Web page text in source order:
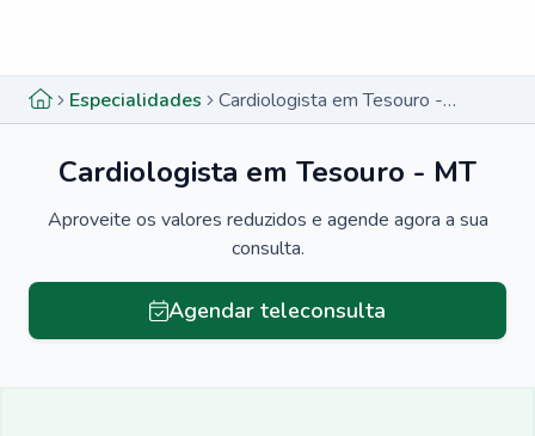
Especialidades Cardiologista em Tesouro - MT
Cardiologista em Tesouro - MT
Aproveite os valores reduzidos e agende agora a sua
consulta.
Agendar teleconsulta